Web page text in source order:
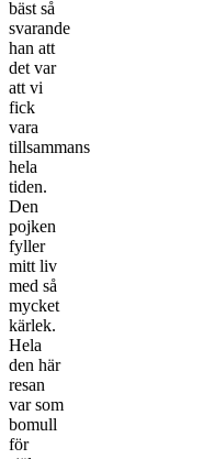
bäst så
svarande
han att
det var
att vi
fick
vara
tillsammans
hela
tiden.
Den
pojken
fyller
mitt liv
med så
mycket
kärlek.
Hela
den här
resan
var som
bomull
för